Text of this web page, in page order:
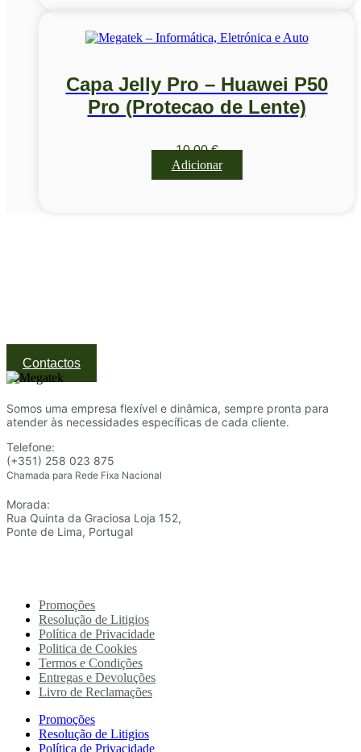
Capa Jelly Pro – Huawei P50
Pro (Protecao de Lente)
10,00€
Adicionar
Contactos
Somos uma empresa flexível e dinâmica, sempre pronta para
atender às necessidades específicas de cada cliente.
Telefone:
(+351) 258 023 875
Chamada para Rede Fixa Nacional
Morada:
Rua Quinta da Graciosa Loja 152,
Ponte de Lima, Portugal
Promoções
Resolução de Litigios
Política de Privacidade
Politica de Cookies
Termos e Condições
Entregas e Devoluções
Livro de Reclamações
Promoções
Resolução de Litigios
Política de Privacidade